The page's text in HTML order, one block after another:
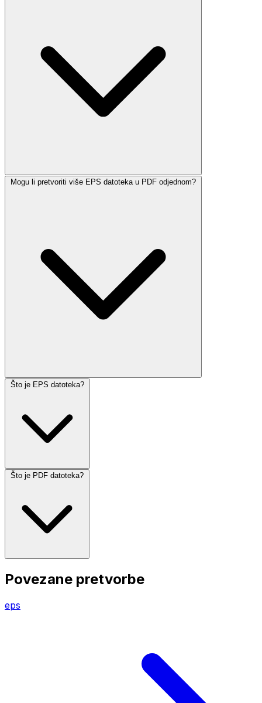
Mogu li pretvoriti više EPS datoteka u PDF odjednom?
Što je EPS datoteka?
Što je PDF datoteka?
Povezane pretvorbe
eps